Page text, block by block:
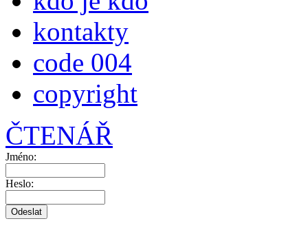
kontakty
code 004
copyright
ČTENÁŘ
Jméno:
Heslo: